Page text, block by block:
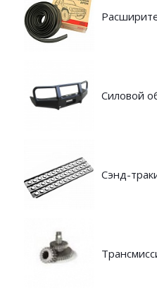
Силовой
Сэнд-